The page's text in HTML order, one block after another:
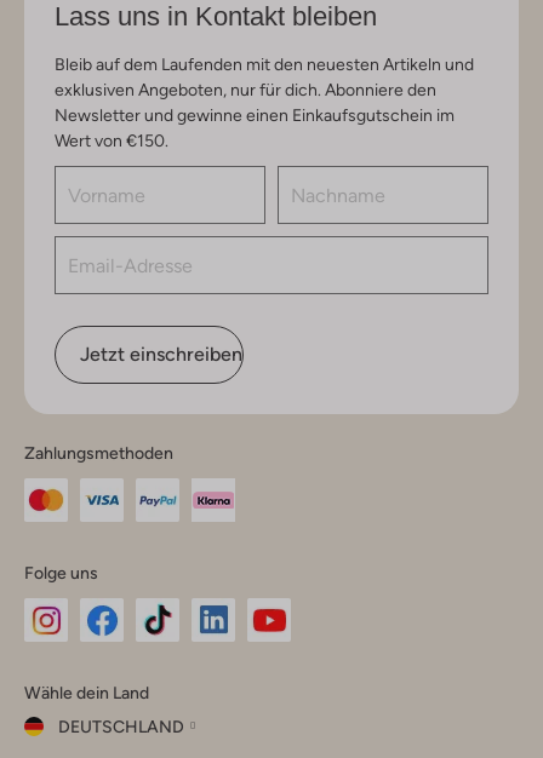
Lass uns in Kontakt bleiben
Bleib auf dem Laufenden mit den neuesten Artikeln und
exklusiven Angeboten, nur für dich. Abonniere den
Newsletter und gewinne einen Einkaufsgutschein im
Wert von €150.
Jetzt einschreiben
Zahlungsmethoden
Folge uns
Instagram
Facebook
TikTok
Wähle dein Land
DEUTSCHLAND